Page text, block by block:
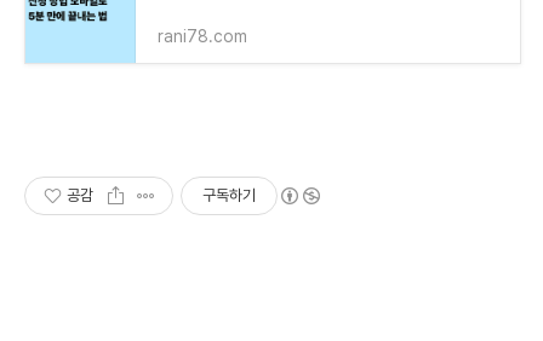
rani78.com
공감 구독하기